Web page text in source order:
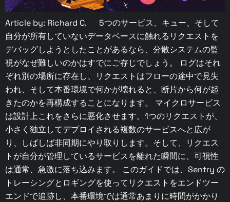
Article by: Richard C. 5つのサービス、キュー、そして
自分が所有していないデータベースに触れるリクエストを
デバッグしようとしたことがあるなら、分散システムの監
視がなぜ難しいのかはすでにご存じでしょう。 ログはそれ
ぞれ別の場所に存在し、リクエストはフローの途中で見失
われ、そして本番環境で何かが壊れると、断片から何が起
きたのかを再構成することになります。 マイクロサービス
は設計上これをさらに悪化させます。1つのリクエストが、
小さく独立してデプロイされる複数のサービスへと広が
り、しばしば非同期にやり取りします。そして、リクエス
トが自分が管理しているサービスを離れた瞬間に、可視性
は通常、急激に落ち込みます。 このガイドでは、Sentry の
トレーシングとロギングを使ってリクエストをエンドツー
エンドで追跡し、本番環境では通常あまりに時間がかかり